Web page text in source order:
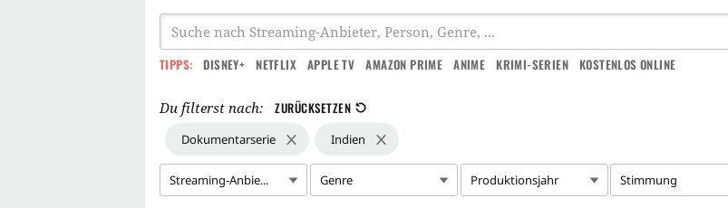
TIPPS: DISNEY+ NETFLIX APPLE TV AMAZON PRIME ANIME KRIMI-SERIEN KOSTENLOS ONLINE
Du filterst nach: ZURÜCKSETZEN
Dokumentarserie Indien
Streaming-Anbie... Genre Produktionsjahr Stimmung